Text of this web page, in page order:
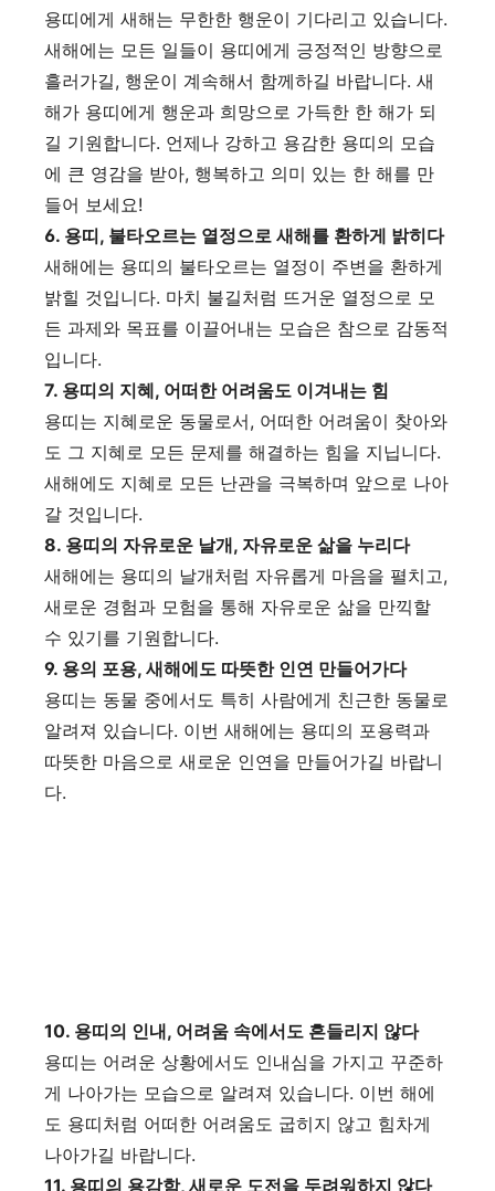
용띠에게 새해는 무한한 행운이 기다리고 있습니다.
새해에는 모든 일들이 용띠에게 긍정적인 방향으로
흘러가길, 행운이 계속해서 함께하길 바랍니다. 새
해가 용띠에게 행운과 희망으로 가득한 한 해가 되
길 기원합니다. 언제나 강하고 용감한 용띠의 모습
에 큰 영감을 받아, 행복하고 의미 있는 한 해를 만
들어 보세요!
6. 용띠, 불타오르는 열정으로 새해를 환하게 밝히다
새해에는 용띠의 불타오르는 열정이 주변을 환하게
밝힐 것입니다. 마치 불길처럼 뜨거운 열정으로 모
든 과제와 목표를 이끌어내는 모습은 참으로 감동적
입니다.
7. 용띠의 지혜, 어떠한 어려움도 이겨내는 힘
용띠는 지혜로운 동물로서, 어떠한 어려움이 찾아와
도 그 지혜로 모든 문제를 해결하는 힘을 지닙니다.
새해에도 지혜로 모든 난관을 극복하며 앞으로 나아
갈 것입니다.
8. 용띠의 자유로운 날개, 자유로운 삶을 누리다
새해에는 용띠의 날개처럼 자유롭게 마음을 펼치고,
새로운 경험과 모험을 통해 자유로운 삶을 만끽할
수 있기를 기원합니다.
9. 용의 포용, 새해에도 따뜻한 인연 만들어가다
용띠는 동물 중에서도 특히 사람에게 친근한 동물로
알려져 있습니다. 이번 새해에는 용띠의 포용력과
따뜻한 마음으로 새로운 인연을 만들어가길 바랍니
다.
10. 용띠의 인내, 어려움 속에서도 흔들리지 않다
용띠는 어려운 상황에서도 인내심을 가지고 꾸준하
게 나아가는 모습으로 알려져 있습니다. 이번 해에
도 용띠처럼 어떠한 어려움도 굽히지 않고 힘차게
나아가길 바랍니다.
11. 용띠의 용감함, 새로운 도전을 두려워하지 않다